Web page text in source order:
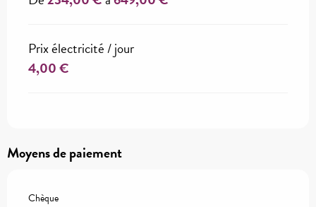
Prix électricité / jour
4,00 €
Moyens de paiement
Chèque